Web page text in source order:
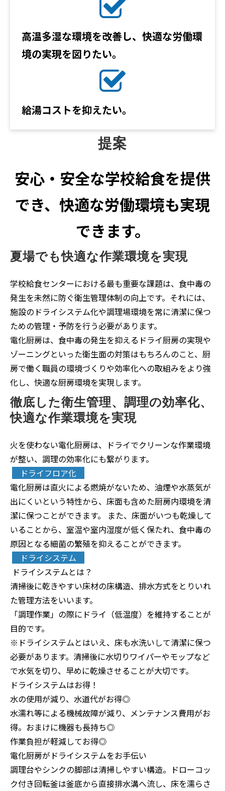
高温多湿な環境を改善し、快適な労働環
境の実現を図りたい。
給湯コストを抑えたい。
提案
安心・安全な学校給食を提供
でき、快適な労働環境も実現
できます。
夏場でも快適な作業環境を実現
学校給食センターにおける最も重要な課題は、食中毒の
発生を未然に防ぐ衛生管理体制の向上です。それには、
施設のドライシステム化や調理場環境を常に清潔に保つ
ための管理・予防を行う必要があります。
電化厨房は、食中毒の発生を抑えるドライ厨房の実現や
ゾーニングといった衛生面の対策はもちろんのこと、厨
房で働く職員の環境づくりや効率化への取組みをより強
化し、快適な厨房環境を実現します。
徹底した衛生管理、調理の効率化、
快適な作業環境を実現
火を使わない電化厨房は、ドライでクリーンな作業環境
が整い、調理の効率化にも繋がります。
ドライフロア化
電化厨房は直火による燃焼がないため、油煙や水蒸気が
出にくいという特性から、床面も含めた厨房内環境を清
潔に保つことができます。 また、床面がいつも乾燥して
いることから、室温や室内湿度が低く保たれ、食中毒の
原因となる細菌の繁殖を抑えることができ ます。
ドライシステム
ドライシステムとは？
清掃後に乾きやすい床材の床構造、排水方式をとりいれ
た管理方法をいいます。
「調理作業」の際にドライ（低温度）を維持することが
目的です。
※ドライシステムとはいえ、床も水洗いして清潔に保つ
必要があります。清掃後に水切りワイパーやモップなど
で水気を切り、早めに乾燥させることが大切です。
ドライシステムはお得！
水の使用が減り、水道代がお得◎
水濡れ等による機械故障が減り、メンテナンス費用がお
得。おまけに機器も長持ち◎
作業負担が軽減してお得◎
電化厨房がドライシステムをお手伝い
調理台やシンクの脚部は清掃しやすい構造。ドローコッ
ク付き回転釜は釜底から直接排水溝へ流し、床を濡らさ